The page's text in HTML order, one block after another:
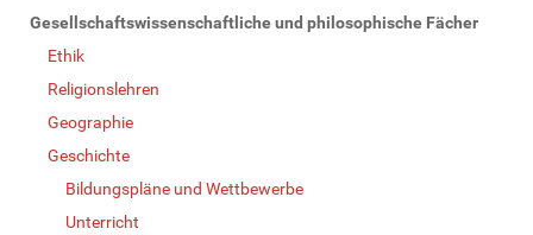
Gesellschaftswissenschaftliche und philosophische Fächer
Ethik
Religionslehren
Geographie
Geschichte
Bildungspläne und Wettbewerbe
Unterricht